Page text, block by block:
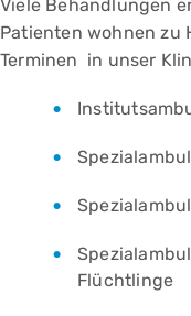
Viele Behandlungen
Patienten wohnen zu
Terminen in unser
Flüchtlinge